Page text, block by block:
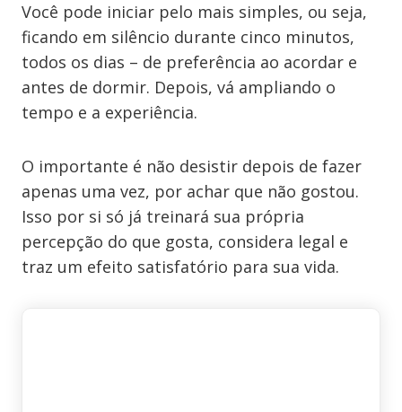
Você pode iniciar pelo mais simples, ou seja,
ficando em silêncio durante cinco minutos,
todos os dias – de preferência ao acordar e
antes de dormir. Depois, vá ampliando o
tempo e a experiência.
O importante é não desistir depois de fazer
apenas uma vez, por achar que não gostou.
Isso por si só já treinará sua própria
percepção do que gosta, considera legal e
traz um efeito satisfatório para sua vida.